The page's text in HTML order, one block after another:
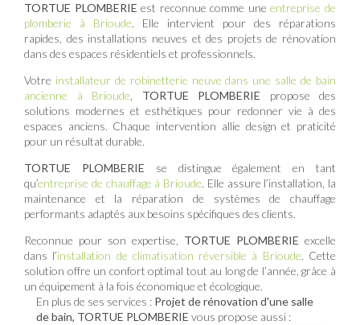
TORTUE PLOMBERIE est reconnue comme uneentreprise de
plomberie à Brioude. Elle intervient pour des réparations
rapides, des installations neuves et des projets de rénovation
dans des espaces résidentiels et professionnels.
Votre installateur de robinetterie neuve dans une salle de bain
ancienne à Brioude
TORTUE PLOMBERIE propose des
solutions modernes et esthétiques pour redonner vie à des
espaces anciens. Chaque intervention allie design et praticité
pour un résultat durable.
TORTUE PLOMBERIE se distingue également en tant
qu’entreprise de chauffage à Brioude. Elle assure l’installation, la
maintenance et la réparation de systèmes de chauffage
performants adaptés aux besoins spécifiques des clients.
Reconnue pour son expertise, TORTUE PLOMBERIE excelle
dans l’installation de climatisation réversible à Brioude. Cette
solution offre un confort optimal tout au long de l’année, grâce à
un équipement à la fois économique et écologique.
En plus de ses services : Projet de rénovation d'une salle
de bain, TORTUE PLOMBERIE vous propose aussi :